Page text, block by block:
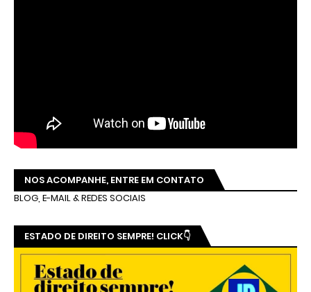
NOS ACOMPANHE, ENTRE EM CONTATO
BLOG, E-MAIL & REDES SOCIAIS
ESTADO DE DIREITO SEMPRE! CLICK👇